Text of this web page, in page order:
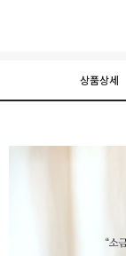
상품상세